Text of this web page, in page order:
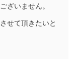
ざいません。
せて頂きたいと